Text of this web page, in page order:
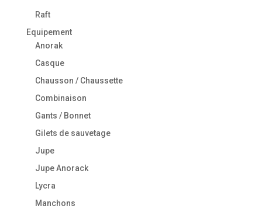
Raft
Equipement
Anorak
Casque
Chausson / Chaussette
Combinaison
Gants / Bonnet
Gilets de sauvetage
Jupe
Jupe Anorack
Lycra
Manchons